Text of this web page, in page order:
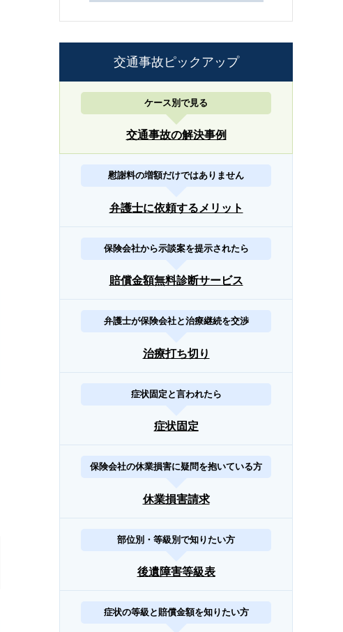
交通事故ピックアップ
ケース別で見る
交通事故の解決事例
慰謝料の増額だけではありません
弁護士に依頼するメリット
保険会社から示談案を提示されたら
賠償金額無料診断サービス
弁護士が保険会社と治療継続を交渉
治療打ち切り
症状固定と言われたら
症状固定
保険会社の休業損害に疑問を抱いている方
休業損害請求
部位別・等級別で知りたい方
後遺障害等級表
症状の等級と賠償金額を知りたい方